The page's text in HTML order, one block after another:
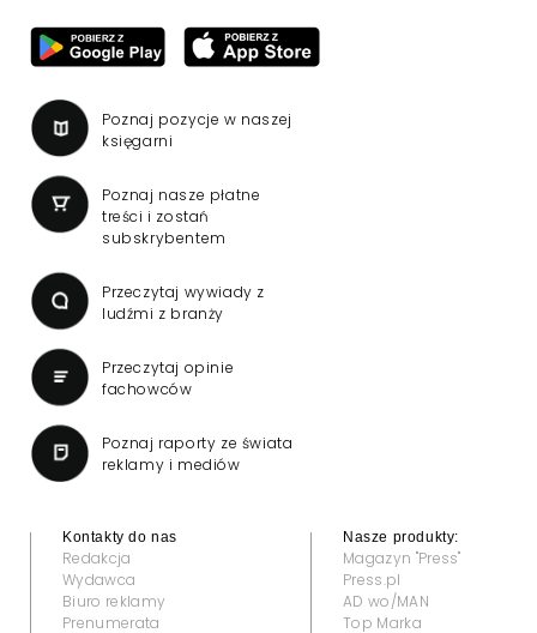
Poznaj pozycje w naszej
księgarni
Poznaj nasze płatne
treści i zostań
subskrybentem
Przeczytaj wywiady z
ludźmi z branży
Przeczytaj opinie
fachowców
Poznaj raporty ze świata
reklamy i mediów
Kontakty do nas
Redakcja
Wydawca
Biuro reklamy
Prenumerata
Nasze produkty:
Magazyn "Press"
Press.pl
AD wo/MAN
Top Marka